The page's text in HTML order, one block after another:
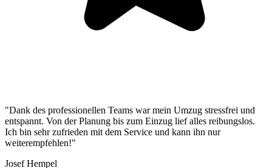
"Dank des professionellen Teams war mein Umzug stressfrei und
entspannt. Von der Planung bis zum Einzug lief alles reibungslos.
Ich bin sehr zufrieden mit dem Service und kann ihn nur
weiterempfehlen!"
Josef Hempel